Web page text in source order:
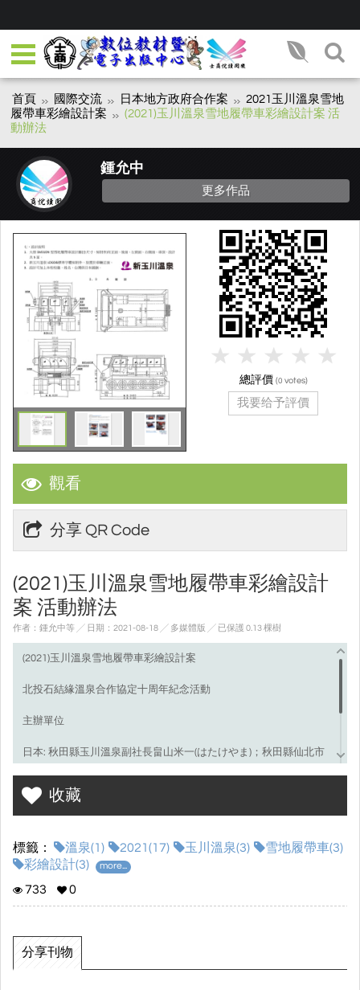
首頁 國際交流 日本地方政府合作案
2021玉川溫泉雪地
履帶車彩繪設計案
(2021)玉川溫泉雪地履帶車彩繪設計案 活
動辦法
鍾允中
更多作品
觀看
分享 QR Code
(2021)玉川溫泉雪地履帶車彩繪設計
案 活動辦法
作者：鍾允中等 ╱ 日期：2021-08-18 ╱ 多媒體版 ╱ 已保護 0.13 棵樹
(2021)玉川溫泉雪地履帶車彩繪設計案
北投石結緣溫泉合作協定十周年紀念活動
主辦單位
日本: 秋田縣玉川溫泉副社長畠山米一(はたけやま)；秋田縣仙北市
課)田口聰美、黃敏
收藏
標籤： 溫泉(1) 2021(17) 玉川溫泉(3)
雪地履帶車(3)
彩繪設計(3)
more...
733 0
分享刊物
總評價 (0 votes)
我要给予評價